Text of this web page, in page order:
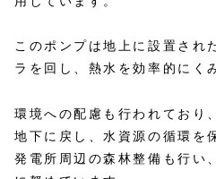
このポンプは地上に設置され
ラを回し、熱水を効率的にく
環境への配慮も行われており
地下に戻し、水資源の循環を
発電所周辺の森林整備も行い